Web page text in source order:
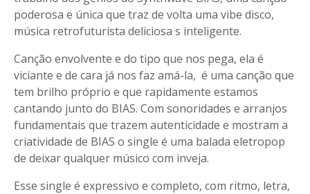
poderosa e única que traz de volta uma vibe disco,
música retrofuturista deliciosa s inteligente.
Canção envolvente e do tipo que nos pega, ela é
viciante e de cara já nos faz amá-la, é uma canção que
tem brilho próprio e que rapidamente estamos
cantando junto do BIAS. Com sonoridades e arranjos
fundamentais que trazem autenticidade e mostram a
criatividade de BIAS o single é uma balada eletropop
de deixar qualquer músico com inveja.
Esse single é expressivo e completo, com ritmo, letra,